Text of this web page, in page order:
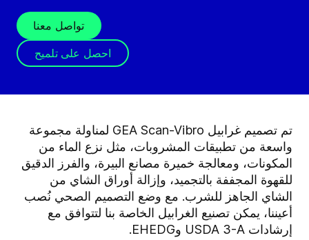
تواصل معنا
احصل على تلميح
تم تصميم غرابيل GEA Scan-Vibro لمناولة مجموعة
واسعة من تطبيقات المشروبات، مثل نزع الماء من
المكونات، ومعالجة خميرة مصانع البيرة، والفرز الدقيق
للقهوة المجففة بالتجميد، وإزالة أوراق الشاي من
الشاي الجاهز للشرب. مع وضع التصميم الصحي نُصب
أعيننا، يمكن تصنيع الغرابيل الخاصة بنا لتتوافق مع
إرشادات USDA 3-A وEHEDG.